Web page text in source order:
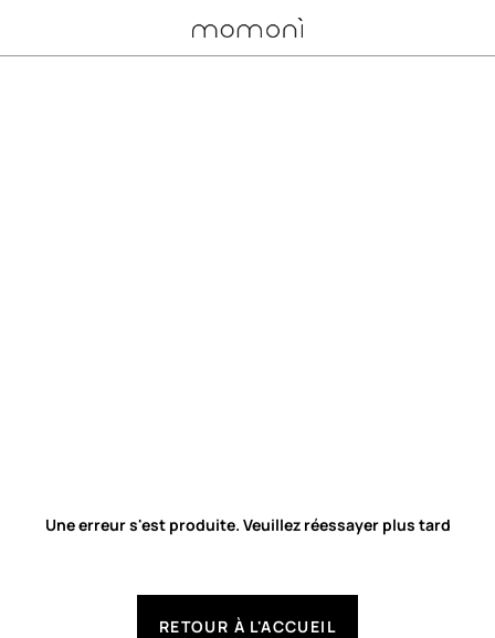
Une erreur s'est produite. Veuillez réessayer plus tard
RETOUR À L'ACCUEIL